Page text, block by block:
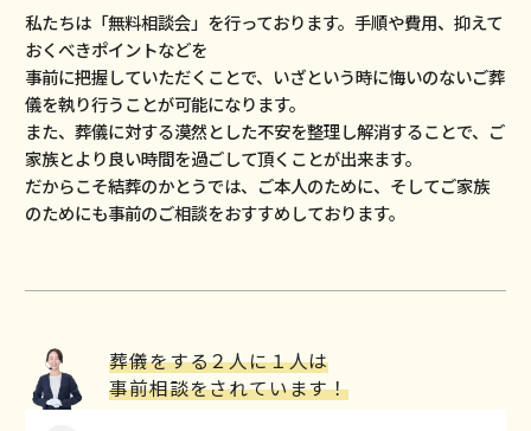
私たちは「無料相談会」を⾏っております。⼿順や費⽤、抑えて
おくべきポイントなどを
事前に把握していただくことで、いざという時に悔いのないご葬
儀を執り⾏うことが可能になります。
また、葬儀に対する漠然とした不安を整理し解消することで、ご
家族とより良い時間を過ごして頂くことが出来ます。
だからこそ結葬のかとうでは、ご本⼈のために、そしてご家族
のためにも事前のご相談をおすすめしております。
葬儀をする２⼈に１⼈は
事前相談をされています！